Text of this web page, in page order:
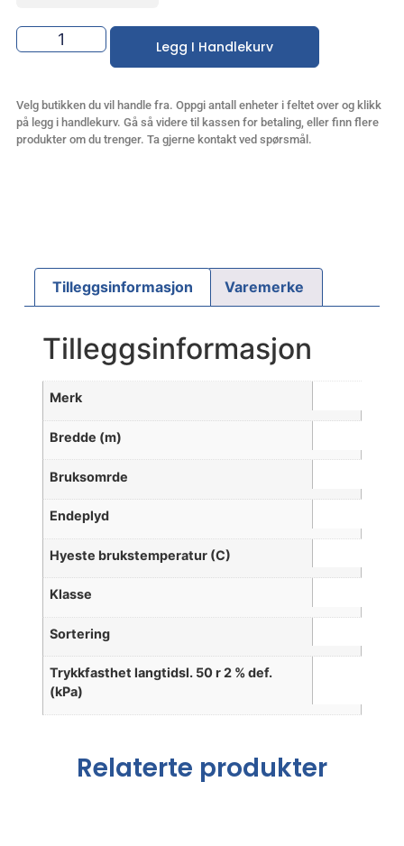
Legg I Handlekurv
Velg butikken du vil handle fra. Oppgi antall enheter i feltet over og klikk
på legg i handlekurv. Gå så videre til kassen for betaling, eller finn flere
produkter om du trenger. Ta gjerne kontakt ved spørsmål.
Tilleggsinformasjon Varemerke
Tilleggsinformasjon
Merk
Bredde (m)
Bruksomrde
Endeplyd
Hyeste brukstemperatur (C)
Klasse
Sortering
Trykkfasthet langtidsl. 50 r 2 % def.
(kPa)
Relaterte produkter